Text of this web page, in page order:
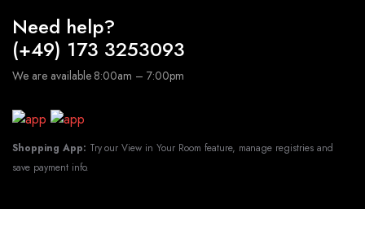
Need help?
(+49) 173 3253093
We are available 8:00am – 7:00pm
Shopping App: Try our View in Your Room feature, manage registries and
save payment info.